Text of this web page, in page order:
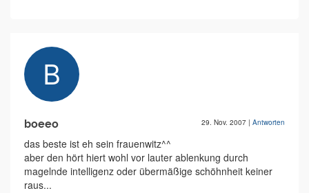
boeeo 29. Nov. 2007 | Antworten
das beste ist eh sein frauenwitz^^
aber den hört hiert wohl vor lauter ablenkung durch
magelnde intelligenz oder übermäßige schöhnheit keiner
raus...